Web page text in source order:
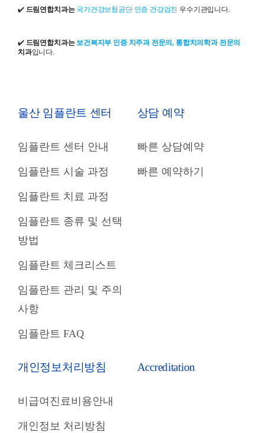
✔️ 드림연합치과는 국가건강보험공단 인증 건강검진 우수기관입니다.
✔️ 드림연합치과는보건복지부 인증 치주과 전문의, 통합치의학과 전문의
치과입니다.
울산 임플란트 센터
임플란트 센터 안내
임플란트 시술 과정
임플란트 치료 과정
임플란트 종류 및 선택
방법
임플란트 체크리스트
임플란트 관리 및 주의
사항
임플란트 FAQ
상담 예약
빠른 상담예약
빠른 예약하기
개인정보처리방침
비급여진료비용안내
개인정보 처리방침
Accreditation